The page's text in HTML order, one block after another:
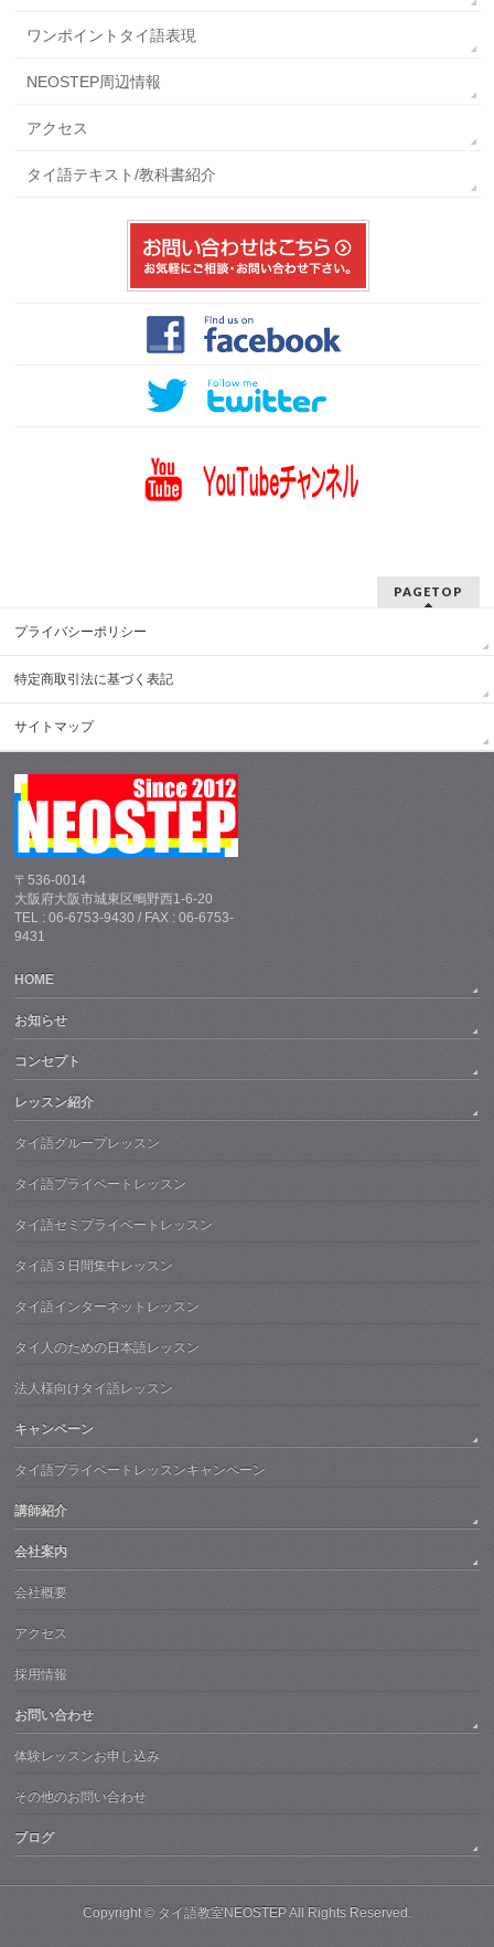
ワンポイントタイ語表現
NEOSTEP周辺情報
アクセス
タイ語テキスト/教科書紹介
PAGETOP
プライバシーポリシー
特定商取引法に基づく表記
サイトマップ
〒536-0014
大阪府大阪市城東区鴫野西1-6-20
TEL : 06-6753-9430 / FAX : 06-6753-
9431
HOME
お知らせ
コンセプト
レッスン紹介
タイ語グループレッスン
タイ語プライベートレッスン
タイ語セミプライベートレッスン
タイ語３日間集中レッスン
タイ語インターネットレッスン
タイ人のための日本語レッスン
法人様向けタイ語レッスン
キャンペーン
タイ語プライベートレッスンキャンペーン
講師紹介
会社案内
会社概要
アクセス
採用情報
お問い合わせ
体験レッスンお申し込み
その他のお問い合わせ
ブログ
Copyright © タイ語教室NEOSTEPAll Rights Reserved.